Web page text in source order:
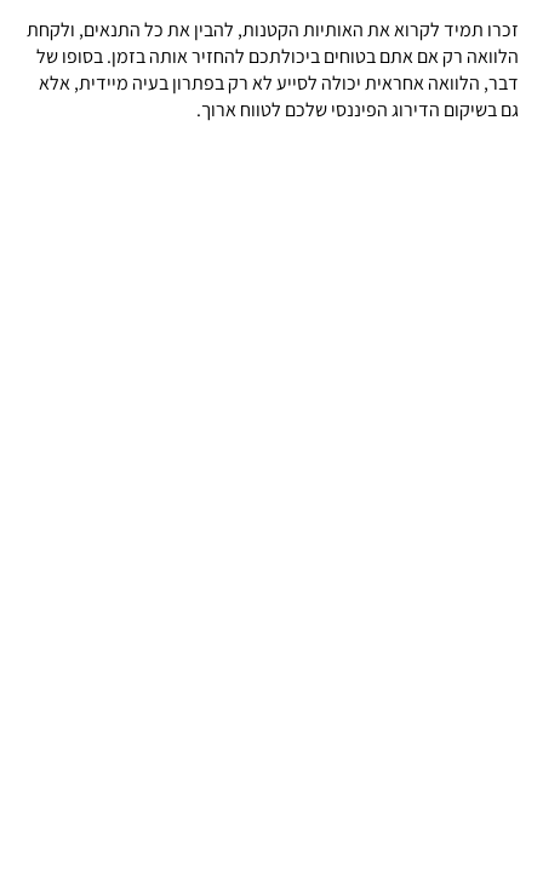
זכרו תמיד לקרוא את האותיות הקטנות, להבין את כל התנאים, ולקחת
הלוואה רק אם אתם בטוחים ביכולתכם להחזיר אותה בזמן. בסופו של
דבר, הלוואה אחראית יכולה לסייע לא רק בפתרון בעיה מיידית, אלא
גם בשיקום הדירוג הפיננסי שלכם לטווח ארוך.